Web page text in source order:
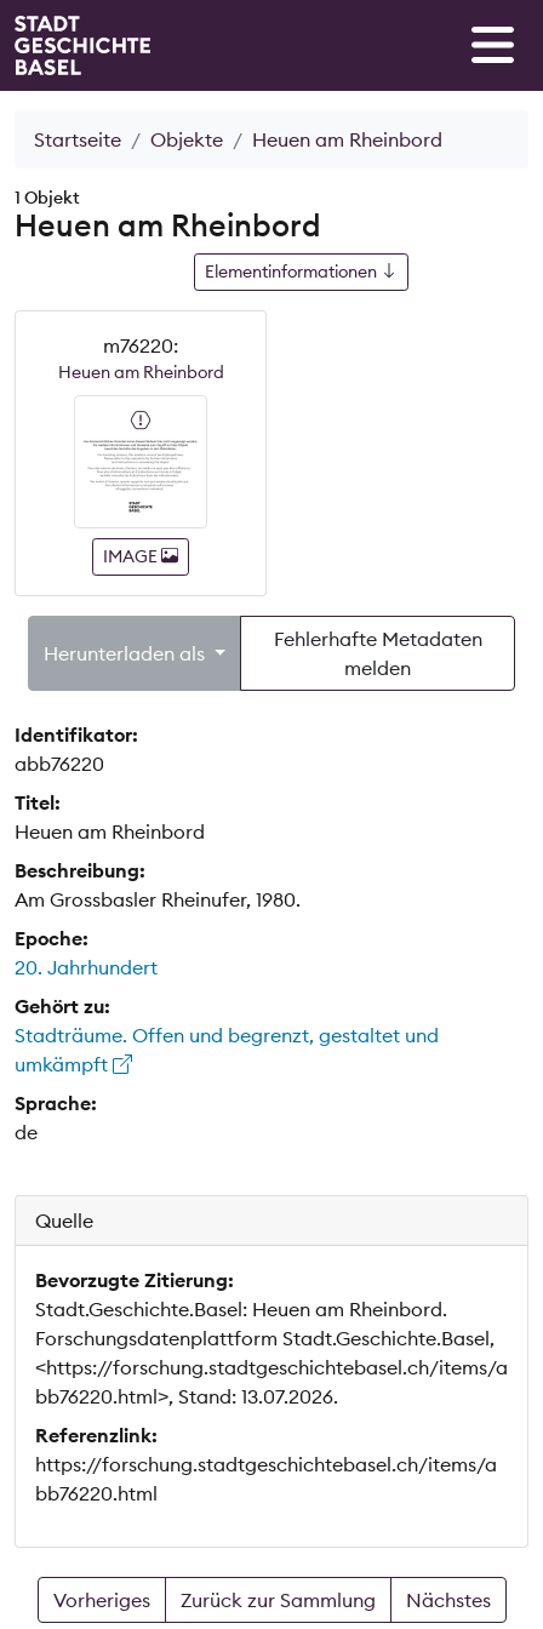
Startseite Objekte Heuen am Rheinbord
1 Objekt
Heuen am Rheinbord
Elementinformationen
m76220:
Heuen am Rheinbord
IMAGE
Herunterladen als
Fehlerhafte Metadaten
melden
Identifikator:
abb76220
Titel:
Heuen am Rheinbord
Beschreibung:
Am Grossbasler Rheinufer, 1980.
Epoche:
20. Jahrhundert
Gehört zu:
Stadträume. Offen und begrenzt, gestaltet und
umkämpft
Sprache:
de
Quelle
Bevorzugte Zitierung:
Stadt.Geschichte.Basel: Heuen am Rheinbord.
Forschungsdatenplattform Stadt.Geschichte.Basel,
<https://forschung.stadtgeschichtebasel.ch/items/a
bb76220.html>, Stand: 13.07.2026.
Referenzlink:
https://forschung.stadtgeschichtebasel.ch/items/a
bb76220.html
Vorheriges Zurück zur Sammlung Nächstes